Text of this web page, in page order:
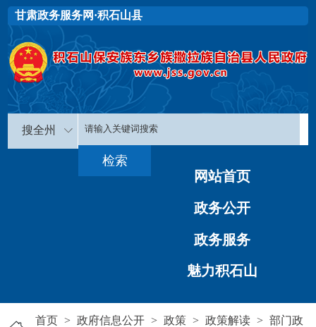
甘肃政务服务网·积石山县
搜全州
网站首页
政务公开
政务服务
魅力积石山
首页 > 政府信息公开 > 政策 > 政策解读 > 部门政